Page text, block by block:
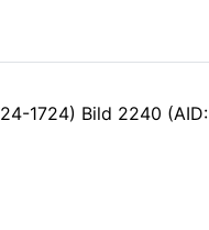
1724) Bild 2240 (AID: